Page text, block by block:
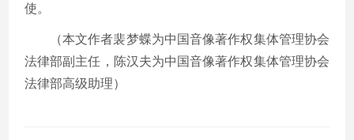
使。
（本文作者裴梦蝶为中国音像著作权集体管理协会
法律部副主任，陈汉夫为中国音像著作权集体管理协会
法律部高级助理）